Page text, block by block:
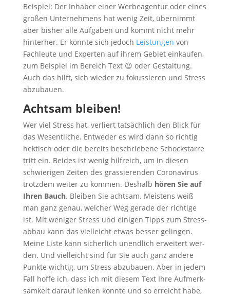
Bei­spiel: Der Inha­ber einer Wer­be­agen­tur oder eines
gro­ßen Unter­neh­mens hat wenig Zeit, über­nimmt
aber bis­her alle Auf­ga­ben und kommt nicht mehr
hin­ter­her. Er könn­te sich jedoch Leis­tun­gen von
Fach­leu­te und Exper­ten auf ihrem Gebiet ein­kau­fen,
zum Bei­spiel im Bereich Text 😉 oder Gestal­tung.
Auch das hilft, sich wie­der zu fokus­sie­ren und Stress
abzubauen.
Acht­sam bleiben!
Wer viel Stress hat, ver­liert tat­säch­lich den Blick für
das Wesent­li­che. Ent­we­der es wird dann so rich­tig
hek­tisch oder die bereits beschrie­be­ne Schock­star­re
tritt ein. Bei­des ist wenig hilf­reich, um in die­sen
schwie­ri­gen Zei­ten des gras­sie­ren­den Coro­na­vi­rus
trotz­dem wei­ter zu kom­men. Des­halb hören Sie auf
Ihren Bauch. Blei­ben Sie acht­sam. Meis­tens weiß
man ganz genau, wel­cher Weg gera­de der rich­ti­ge
ist. Mit weni­ger Stress und eini­gen Tipps zum Stress­
ab­bau kann das viel­leicht etwas bes­ser gelin­gen.
Mei­ne Lis­te kann sicher­lich unend­lich erwei­tert wer­
den. Und viel­leicht sind für Sie auch ganz ande­re
Punk­te wich­tig, um Stress abzu­bau­en. Aber in jedem
Fall hof­fe ich, dass ich mit die­sem Text Ihre Auf­merk­
sam­keit dar­auf len­ken konn­te und so erreicht habe,